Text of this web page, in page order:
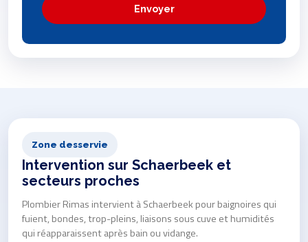
Envoyer
Zone desservie
Intervention sur Schaerbeek et
secteurs proches
Plombier Rimas intervient à Schaerbeek pour baignoires qui
fuient, bondes, trop-pleins, liaisons sous cuve et humidités
qui réapparaissent après bain ou vidange.